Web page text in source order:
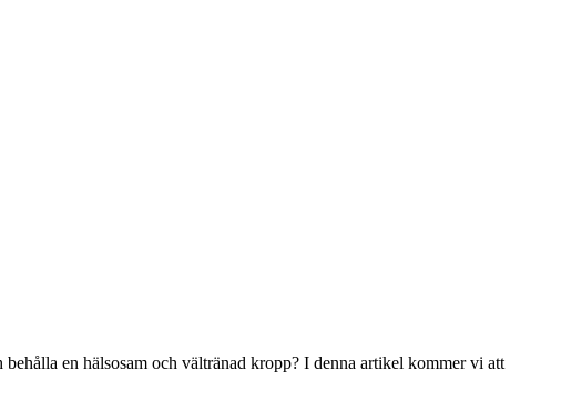
en hälsosam och vältränad kropp? I denna artikel kommer vi att